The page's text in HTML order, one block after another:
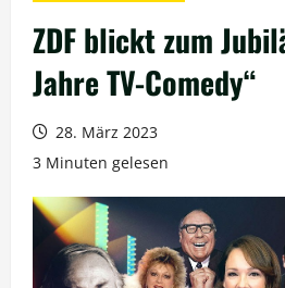
ZDF blickt zum
Jahre TV-Comedy“
28. März 2023
3 Minuten gelesen